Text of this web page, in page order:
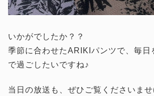
いかがでしたか？？
季節に合わせたARIKIパンツで、毎日
で過ごしたいですね♪
当日の放送も、ぜひご覧くださいま